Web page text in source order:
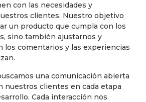
con las necesidades y
clientes. Nuestro objetivo
un producto que cumpla con los
sino también ajustarnos y
los comentarios y las experiencias
una comunicación abierta
nuestros clientes en cada etapa
Cada interacción nos